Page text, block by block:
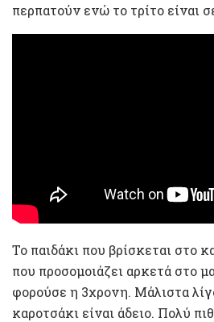
περπατούν ενώ το τρίτο είναι
Το παιδάκι που βρίσκεται στο
που προσομοιάζει αρκετά στο
φορούσε η 3χρονη. Mάλιστα
καροτσάκι είναι άδειο. Πολύ